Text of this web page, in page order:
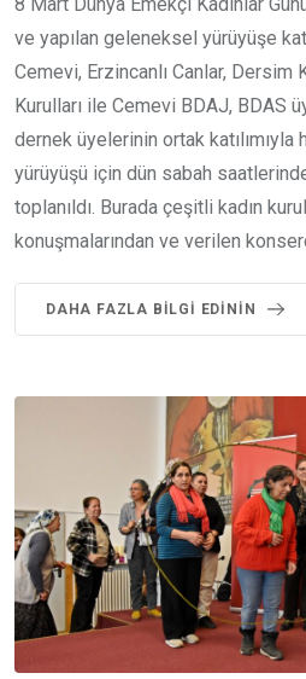
ve yapılan geleneksel yürüyüşe
Cemevi, Erzincanlı Canlar, Dersim
Kurulları ile Cemevi BDAJ, BDAS
dernek üyelerinin ortak
yürüyüşü için dün sabah
toplanıldı. Burada çeşitli kadın
konuşmalarından ve verilen
DAHA FAZLA BILGI EDININ